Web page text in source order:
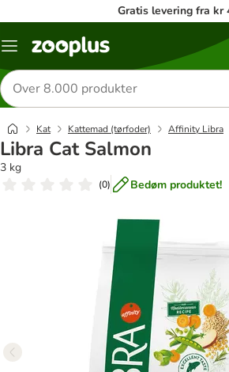
Gratis levering fra kr
Menu
Søg
efter
produkter
Kat Kattemad (tørfoder) Affinity Libra
Libra Cat Salmon
3 kg
(0) Bedøm produktet!